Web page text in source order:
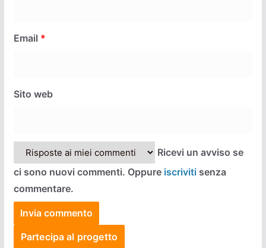
Email *
Sito web
Ricevi un avviso se
ci sono nuovi commenti. Oppure iscrivitisenza
commentare.
Partecipa al progetto